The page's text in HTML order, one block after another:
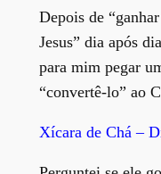
Depois de
Jesus” dia após
para mim pegar
“convertê-lo” ao
Xícara de Chá –